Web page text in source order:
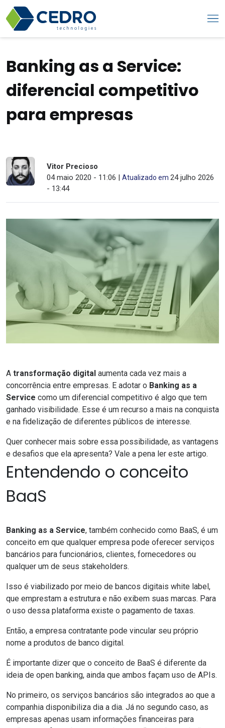
Banking as a Service:
diferencial competitivo
para empresas
Vitor Precioso
04 maio 2020 - 11:06 |Atualizado em24 julho 2026
- 13:44
A transformação digital aumenta cada vez mais a
concorrência entre empresas. E adotar o Banking as a
Service como um diferencial competitivo é algo que tem
ganhado visibilidade. Esse é um recurso a mais na conquista
e na fidelização de diferentes públicos de interesse.
Quer conhecer mais sobre essa possibilidade, as vantagens
e desafios que ela apresenta? Vale a pena ler este artigo.
Entendendo o conceito
BaaS
Banking as a Service, também conhecido como BaaS, é um
conceito em que qualquer empresa pode oferecer serviços
bancários para funcionários, clientes, fornecedores ou
qualquer um de seus stakeholders.
Isso é viabilizado por meio de bancos digitais white label,
que emprestam a estrutura e não exibem suas marcas. Para
o uso dessa plataforma existe o pagamento de taxas.
Então, a empresa contratante pode vincular seu próprio
nome a produtos de banco digital.
É importante dizer que o conceito de BaaS é diferente da
ideia de open banking, ainda que ambos façam uso de APIs.
No primeiro, os serviços bancários são integrados ao que a
companhia disponibiliza dia a dia. Já no segundo caso, as
empresas apenas usam informações financeiras para